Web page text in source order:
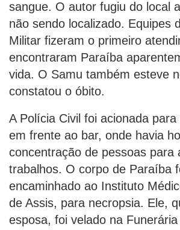
sangue. O autor fugiu do local
não sendo localizado. Equipes
Militar fizeram o primeiro
encontraram Paraíba
vida. O Samu também esteve
constatou o óbito.
A Polícia Civil foi acionada
em frente ao bar, onde havia
concentração de pessoas para
trabalhos. O corpo de Paraíba
encaminhado ao Instituto
de Assis, para necropsia. Ele,
esposa, foi velado na